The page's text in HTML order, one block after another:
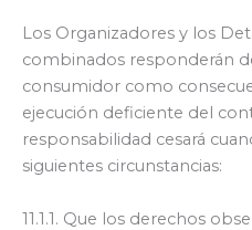
Los Organizadores y los
combinados responderán
consumidor como
ejecución deficiente del
responsabilidad cesará
siguientes circunstancias:
11.1.1. Que los derechos